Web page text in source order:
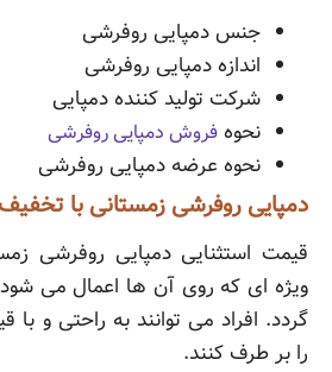
جنس دمپایی روفرشی
اندازه دمپایی روفرشی
شرکت تولید کننده دمپایی
نحوه فروش دمپایی روفرشی
نحوه عرضه دمپایی روفرشی
دمپایی روفرشی زمستانی با
قیمت استثنایی دمپایی روفرشی
ویژه ای که روی آن ها اعمال می شود
گردد. افراد می توانند به راحتی و با
را بر طرف کنند.